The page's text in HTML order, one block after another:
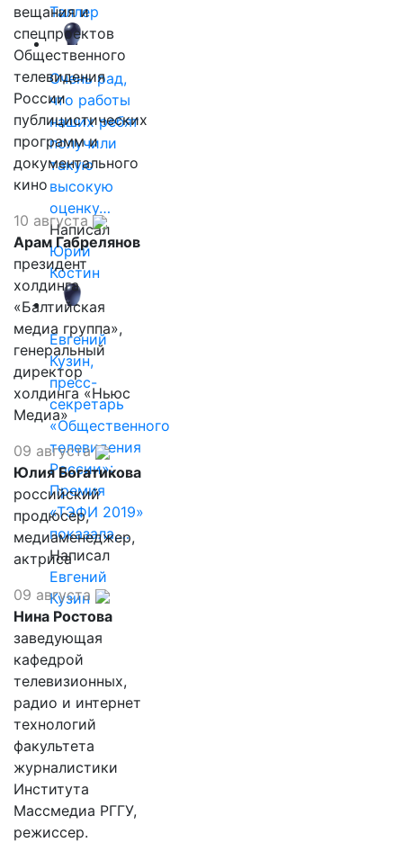
Таллер
Очень рад,
что работы
наших ребят
получили
такую
высокую
оценку…
Написал
Юрий
Костин
Евгений
Кузин,
пресс-
секретарь
«Общественного
телевидения
России»:
Премия
«ТЭФИ 2019»
показала,…
Написал
Евгений
Кузин
вещания и
спецпроектов
Общественного
телевидения
России
публицистических
программ и
документального
кино
10 августа
Арам Габрелянов
президент
холдинга
«Балтийская
медиа группа»,
генеральный
директор
холдинга «Ньюс
Медиа»
09 августа
Юлия Богатикова
российский
продюсер,
медиаменеджер,
актриса
09 августа
Нина Ростова
заведующая
кафедрой
телевизионных,
радио и интернет
технологий
факультета
журналистики
Института
Массмедиа РГГУ,
режиссер.